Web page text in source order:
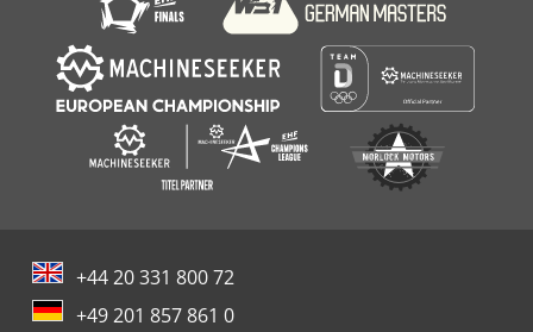
+44 20 331 800 72
+49 201 857 861 0